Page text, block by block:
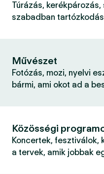
Túrázás,
szabadban
Művészet
Fotózás, mozi, nyelvi
bármi, ami okot ad a
Közösségi
Koncertek, fesztiválok,
a tervek, amik jobbak